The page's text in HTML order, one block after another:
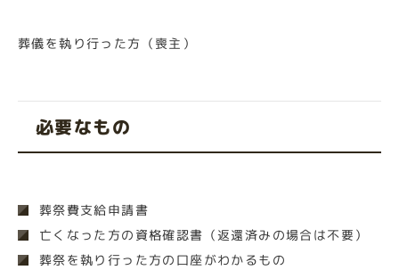
葬儀を執り行った方（喪主）
必要なもの
葬祭費支給申請書
亡くなった方の資格確認書（返還済みの場合は不要）
葬祭を執り行った方の口座がわかるもの